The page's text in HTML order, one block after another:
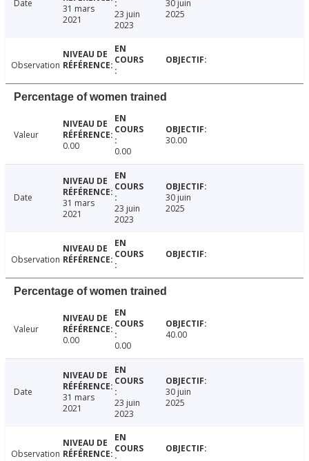
Date
31 mars
2021
23 juin
2023
30 juin
2025
Observation
Percentage of women trained
Valeur
0.00
0.00
30.00
Date
31 mars
2021
23 juin
2023
30 juin
2025
Observation
Percentage of women trained
Valeur
0.00
0.00
40.00
Date
31 mars
2021
23 juin
2023
30 juin
2025
Observation